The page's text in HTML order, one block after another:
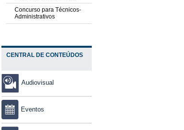
Concurso para Técnicos-
Administrativos
CENTRAL DE CONTEÚDOS
Audiovisual
Eventos